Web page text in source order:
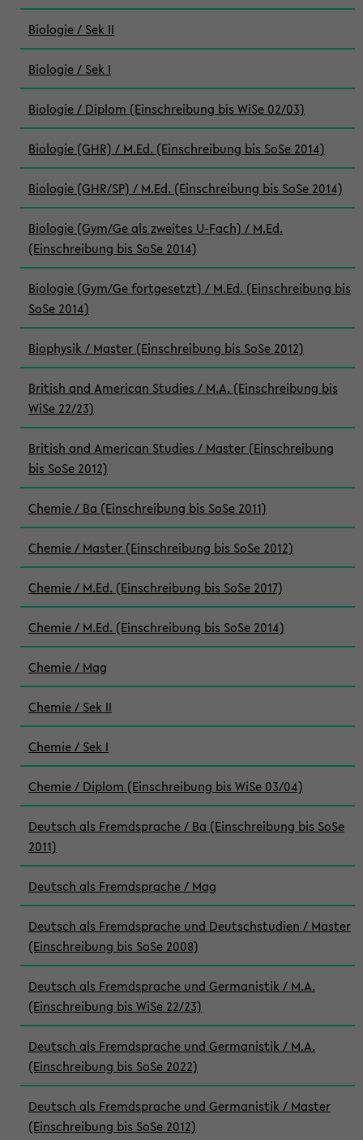
Biologie / Sek II
Biologie / Sek I
Biologie / Diplom (Einschreibung bis WiSe 02/03)
Biologie (GHR) / M.Ed. (Einschreibung bis SoSe 2014)
Biologie (GHR/SP) / M.Ed. (Einschreibung bis SoSe 2014)
Biologie (Gym/Ge als zweites U-Fach) / M.Ed.
(Einschreibung bis SoSe 2014)
Biologie (Gym/Ge fortgesetzt) / M.Ed. (Einschreibung bis
SoSe 2014)
Biophysik / Master (Einschreibung bis SoSe 2012)
British and American Studies / M.A. (Einschreibung bis
WiSe 22/23)
British and American Studies / Master (Einschreibung
bis SoSe 2012)
Chemie / Ba (Einschreibung bis SoSe 2011)
Chemie / Master (Einschreibung bis SoSe 2012)
Chemie / M.Ed. (Einschreibung bis SoSe 2017)
Chemie / M.Ed. (Einschreibung bis SoSe 2014)
Chemie / Mag
Chemie / Sek II
Chemie / Sek I
Chemie / Diplom (Einschreibung bis WiSe 03/04)
Deutsch als Fremdsprache / Ba (Einschreibung bis SoSe
2011)
Deutsch als Fremdsprache / Mag
Deutsch als Fremdsprache und Deutschstudien / Master
(Einschreibung bis SoSe 2008)
Deutsch als Fremdsprache und Germanistik / M.A.
(Einschreibung bis WiSe 22/23)
Deutsch als Fremdsprache und Germanistik / M.A.
(Einschreibung bis SoSe 2022)
Deutsch als Fremdsprache und Germanistik / Master
(Einschreibung bis SoSe 2012)